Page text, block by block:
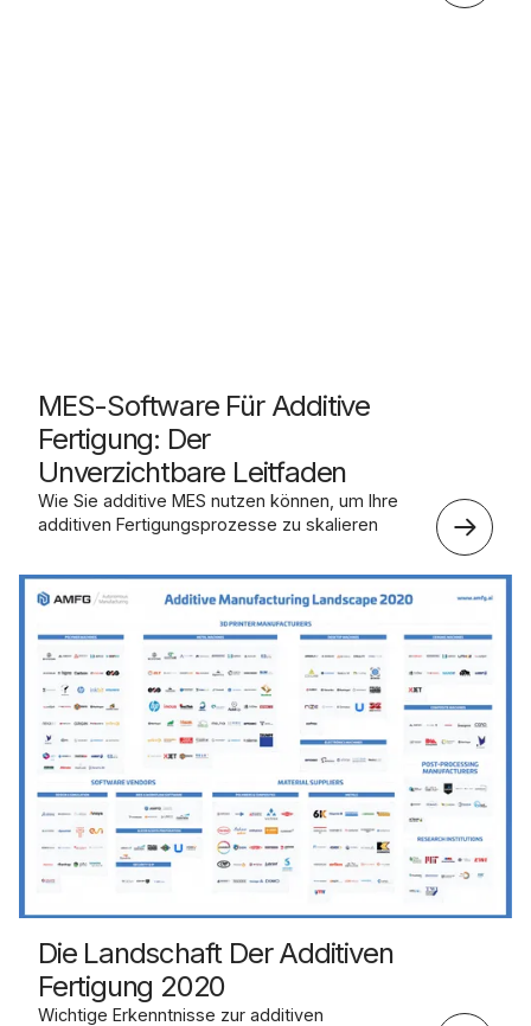
MES-Software Für Additive
Fertigung: Der
Unverzichtbare Leitfaden
Wie Sie additive MES nutzen können, um Ihre
additiven Fertigungsprozesse zu skalieren
Die Landschaft Der Additiven
Fertigung 2020
Wichtige Erkenntnisse zur additiven